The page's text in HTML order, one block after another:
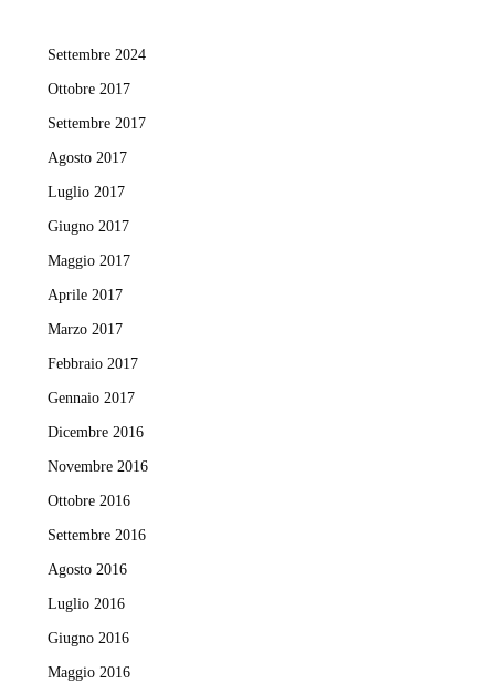
Settembre 2024
Ottobre 2017
Settembre 2017
Agosto 2017
Luglio 2017
Giugno 2017
Maggio 2017
Aprile 2017
Marzo 2017
Febbraio 2017
Gennaio 2017
Dicembre 2016
Novembre 2016
Ottobre 2016
Settembre 2016
Agosto 2016
Luglio 2016
Giugno 2016
Maggio 2016